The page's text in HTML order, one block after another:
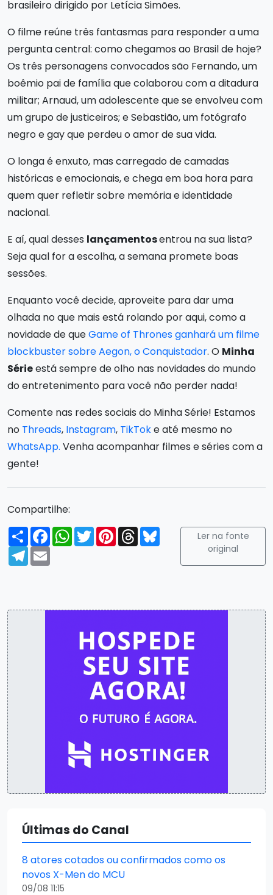
brasileiro dirigido por Letícia Simões.
O filme reúne três fantasmas para responder a uma
pergunta central: como chegamos ao Brasil de hoje?
Os três personagens convocados são Fernando, um
boêmio pai de família que colaborou com a ditadura
militar; Arnaud, um adolescente que se envolveu com
um grupo de justiceiros; e Sebastião, um fotógrafo
negro e gay que perdeu o amor de sua vida.
O longa é enxuto, mas carregado de camadas
históricas e emocionais, e chega em boa hora para
quem quer refletir sobre memória e identidade
nacional.
E aí, qual desses lançamentosentrou na sua lista?
Seja qual for a escolha, a semana promete boas
sessões.
Enquanto você decide, aproveite para dar uma
olhada no que mais está rolando por aqui, como a
novidade de queGame of Thrones ganhará um filme
blockbuster sobre Aegon, o Conquistador. O Minha
Sérieestá sempre de olho nas novidades do mundo
do entretenimento para você não perder nada!
Comente nas redes sociais do Minha Série! Estamos
no Threads, Instagram, TikToke até mesmo no
WhatsApp. Venha acompanhar filmes e séries com a
gente!
Compartilhe:
Compartilhar
FacebookWhatsApp
TwitterPinterest
ThreadsBluesky
Telegram
Email
Ler na fonte
original
Últimas do Canal
8 atores cotados ou confirmados como os
novos X-Men do MCU
09/08 11:15